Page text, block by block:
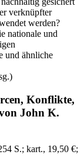
verknüpfter
werden?
nationale und
und ähnliche
Konflikte,
John K.
S.; kart., 19,50 €;